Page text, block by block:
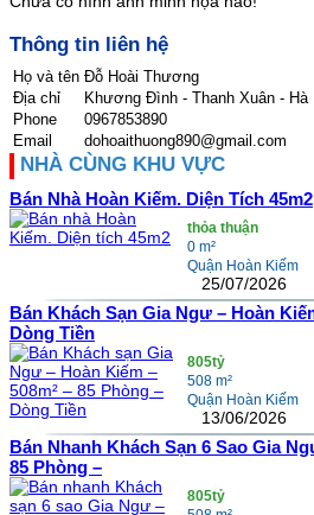
Thông tin liên hệ
Họ và tên Đỗ Hoài Thương
Địa chỉ
Khương Đình - Thanh Xuân - Hà
Phone
0967853890
Email
dohoaithuong890@gmail.com
NHÀ CÙNG KHU VỰC
Bán Nhà Hoàn Kiếm. Diện Tích 45m2
thỏa thuận
0 m²
Quận Hoàn Kiếm
25/07/2026
Bán Khách Sạn Gia Ngư – Hoàn
Dòng Tiền
805tỷ
508 m²
Quận Hoàn Kiếm
13/06/2026
Bán Nhanh Khách Sạn 6 Sao Gia
85 Phòng –
805tỷ